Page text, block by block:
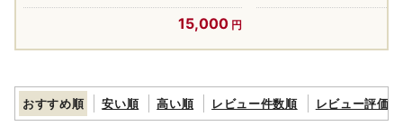
15,000
おすすめ順 安い順 高い順 レビュー件数順 レビュー評価順